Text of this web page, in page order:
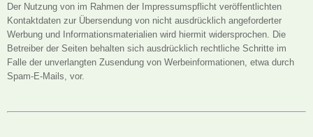
Der Nutzung von im Rahmen der Impressumspflicht veröffentlichten
Kontaktdaten zur Übersendung von nicht ausdrücklich angeforderter
Werbung und Informationsmaterialien wird hiermit widersprochen. Die
Betreiber der Seiten behalten sich ausdrücklich rechtliche Schritte im
Falle der unverlangten Zusendung von Werbeinformationen, etwa durch
Spam-E-Mails, vor.